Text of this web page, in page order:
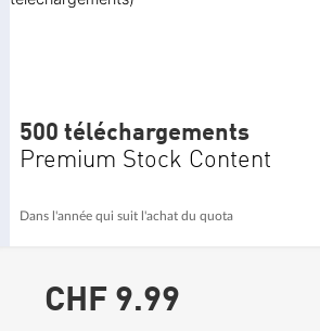
500 téléchargements
Premium Stock Content
Dans l'année qui suit l'achat du quota
CHF 9.99